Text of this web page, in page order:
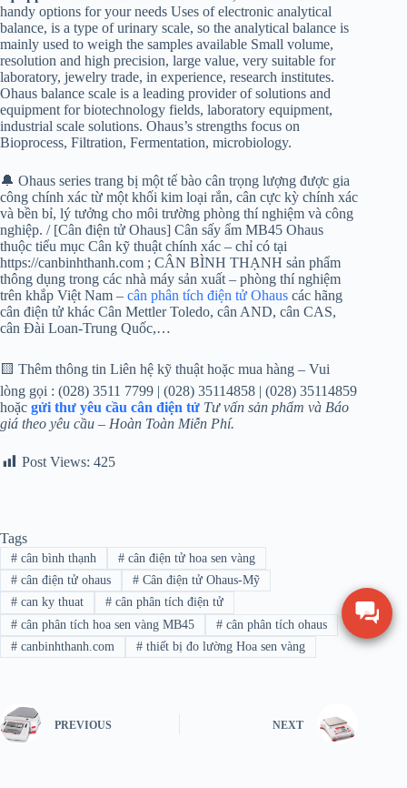
handy options for your needs Uses of electronic analytical
balance, is a type of urinary scale, so the analytical balance is
mainly used to weigh the samples available Small volume,
resolution and high precision, large value, very suitable for
laboratory, jewelry trade, in experience, research institutes.
Ohaus balance scale is a leading provider of solutions and
equipment for biotechnology fields, laboratory equipment,
industrial scale solutions. Ohaus’s strengths focus on
Bioprocess, Filtration, Fermentation, microbiology.
🔔 Ohaus series trang bị một tế bào cân trọng lượng được gia
công chính xác từ một khối kim loại rắn, cân cực kỳ chính xác
và bền bỉ, lý tưởng cho môi trường phòng thí nghiệm và công
nghiệp. / [Cân điện tử Ohaus] Cân sấy ẩm MB45 Ohaus
thuộc tiểu mục Cân kỹ thuật chính xác – chỉ có tại
https://canbinhthanh.com ; CÂN BÌNH THẠNH sản phẩm
thông dụng trong các nhà máy sản xuất – phòng thí nghiệm
trên khắp Việt Nam – cân phân tích điện tử Ohaus các hãng
cân điện tử khác Cân Mettler Toledo, cân AND, cân CAS,
cân Đài Loan-Trung Quốc,…
🟨 Thêm thông tin Liên hệ kỹ thuật hoặc mua hàng – Vui
lòng gọi : (028) 3511 7799 | (028) 35114858 | (028) 35114859
hoặc gửi thư yêu cầu cân điện tử Tư vấn sản phẩm và Báo
giá theo yêu cầu – Hoàn Toàn Miễn Phí.
Post Views: 425
Tags
#cân bình thạnh #cân điện tử hoa sen vàng
#cân điện tử ohaus #Cân điện tử Ohaus-Mỹ
#can ky thuat #cân phân tích điện tử
#cân phân tích hoa sen vàng MB45 #cân phân tích ohaus
#canbinhthanh.com #thiết bị đo lường Hoa sen vàng
PREVIOUS NEXT